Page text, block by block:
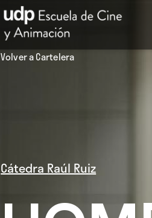
Volver a Cartelera
Cátedra Raúl Ruiz